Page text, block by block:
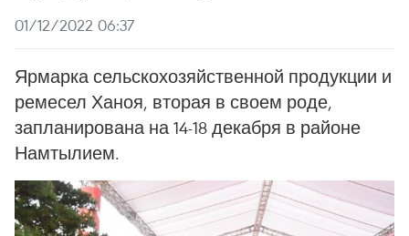
01/12/2022 06:37
Ярмарка сельскохозяйственной продукции и
ремесел Ханоя, вторая в своем роде,
запланирована на 14-18 декабря в районе
Намтылием.